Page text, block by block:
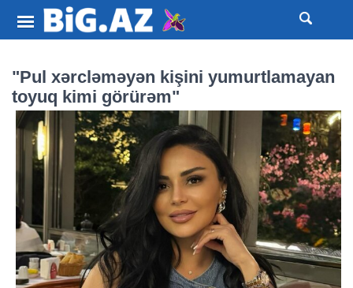
"Pul xərcləməyən kişini yumurtlamayan
toyuq kimi görürəm"